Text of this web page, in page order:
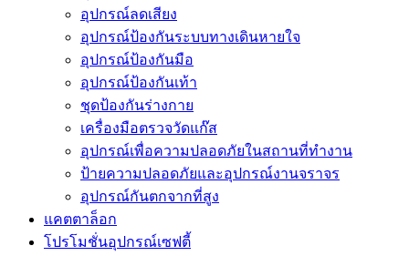
อุปกรณ์ลดเสียง
อุปกรณ์ป้องกันระบบทางเดินหายใจ
อุปกรณ์ป้องกันมือ
อุปกรณ์ป้องกันเท้า
ชุดป้องกันร่างกาย
เครื่องมือตรวจวัดแก๊ส
อุปกรณ์เพื่อความปลอดภัยในสถานที่ทำงาน
ป้ายความปลอดภัยและอุปกรณ์งานจราจร
อุปกรณ์กันตกจากที่สูง
แคตตาล็อก
โปรโมชั่นอุปกรณ์เซฟตี้